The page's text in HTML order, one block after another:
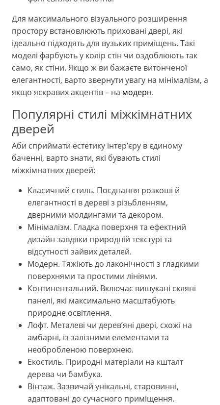
Для максимального візуального розширення
простору встановлюють приховані двері, які
ідеально підходять для вузьких приміщень. Такі
моделі фарбують у колір стін чи оздоблюють так
само, як стіни. Якщо ж ви бажаєте витонченої
елегантності, варто звернути увагу на мінімалізм, а
якщо яскравих акцентів – на модерн.
Популярні стилі міжкімнатних
дверей
Аби сприймати естетику інтер’єру в єдиному
баченні, варто знати, які бувають стилі
міжкімнатних дверей:
Класичний стиль. Поєднання розкоші й
елегантності в дереві з різьбленням,
дверними молдингами та декором.
Мінімалізм. Гладка поверхня та ефектний
дизайн завдяки природній текстурі та
відсутності зайвих деталей.
Модерн. Тяжіють до лаконічності з гладкими
поверхнями та простими лініями.
Континентальний. Включає вишукані скляні
панелі, які максимально масштабують
природне освітлення.
Лофт. Металеві чи дерев’яні двері, схожі на
амбарні, із залізними елементами та
необробленою поверхнею.
Екостиль. Природні матеріали на кшталт
дерева чи бамбука.
Вінтаж. Зазвичай унікальні, старовинні,
адаптовані до сучасного приміщення.